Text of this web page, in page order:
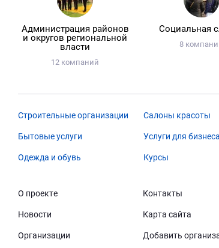
Администрация районов
и округов региональной
власти
12 компаний
Социальная
8
Строительные организации
Бытовые услуги
Одежда и обувь
Салоны красоты
Услуги для бизнеса
Курсы
О проекте
Новости
Организации
Контакты
Карта сайта
Добавить